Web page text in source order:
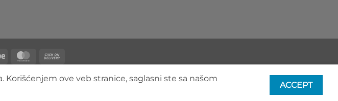
Stripe MasterCard
On
Delivery
KONTAKT ove veb stranice, saglasni ste sa našom
ACCEPT